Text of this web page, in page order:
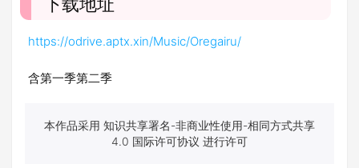
https://odrive.aptx.xin/Music/Oregairu/
含第一季第二季
本作品采用 知识共享署名-非商业性使用-相同方式共享
4.0 国际许可协议 进行许可